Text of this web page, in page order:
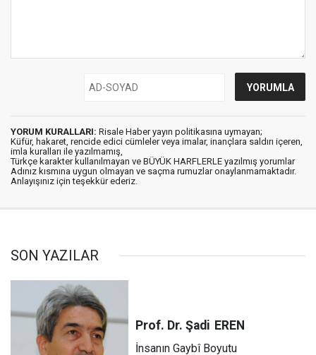
YORUM KURALLARI: Risale Haber yayın politikasına uymayan;
Küfür, hakaret, rencide edici cümleler veya imalar, inançlara saldırı içeren,
imla kuralları ile yazılmamış,
Türkçe karakter kullanılmayan ve BÜYÜK HARFLERLE yazılmış yorumlar
Adınız kısmına uygun olmayan ve saçma rumuzlar onaylanmamaktadır.
Anlayışınız için teşekkür ederiz.
SON YAZILAR
Prof. Dr. Şadi EREN
İnsanın Gaybî Boyutu